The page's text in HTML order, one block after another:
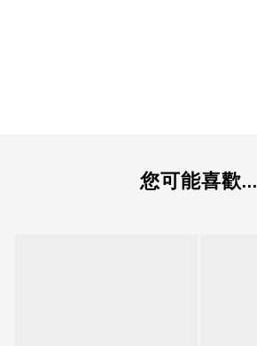
您可能喜歡...